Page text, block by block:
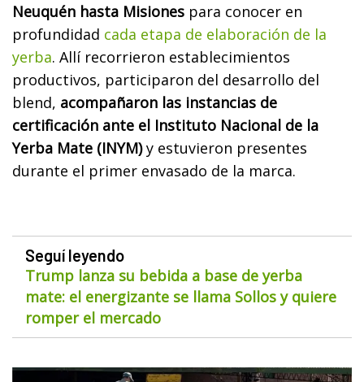
Neuquén hasta Misiones para conocer en
profundidad cada etapa de elaboración de la
yerba. Allí recorrieron establecimientos
productivos, participaron del desarrollo del
blend, acompañaron las instancias de
certificación ante el Instituto Nacional de la
Yerba Mate (INYM)y estuvieron presentes
durante el primer envasado de la marca.
Seguí leyendo
Trump lanza su bebida a base de yerba
mate: el energizante se llama Sollos y quiere
romper el mercado